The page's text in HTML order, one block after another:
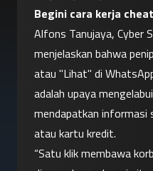
Begini cara kerja
Alfons Tanujaya, Cyber
menjelaskan bahwa
atau "Lihat" di
adalah upaya
mendapatkan
atau kartu kredit.
“Satu klik membawa